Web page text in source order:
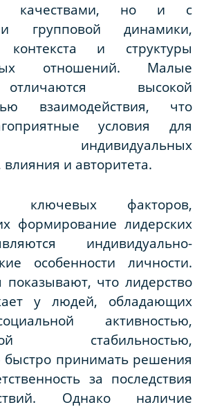
качествами, но и с
групповой динамики,
контекста и структуры
отношений. Малые
высокой
взаимодействия, что
условия для
индивидуальных
влияния и авторитета.
факторов,
формирование лидерских
индивидуально-
особенности личности.
показывают, что лидерство
у людей, обладающих
активностью,
стабильностью,
быстро принимать решения
за последствия
Однако наличие